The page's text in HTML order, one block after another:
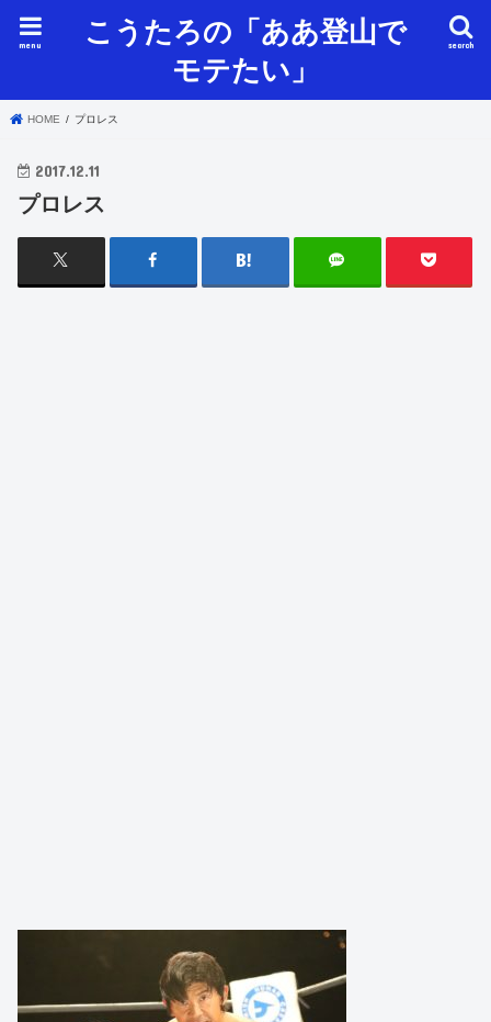
こうたろの「ああ登山で
モテたい」
search
menu
HOME プロレス
2017.12.11
プロレス